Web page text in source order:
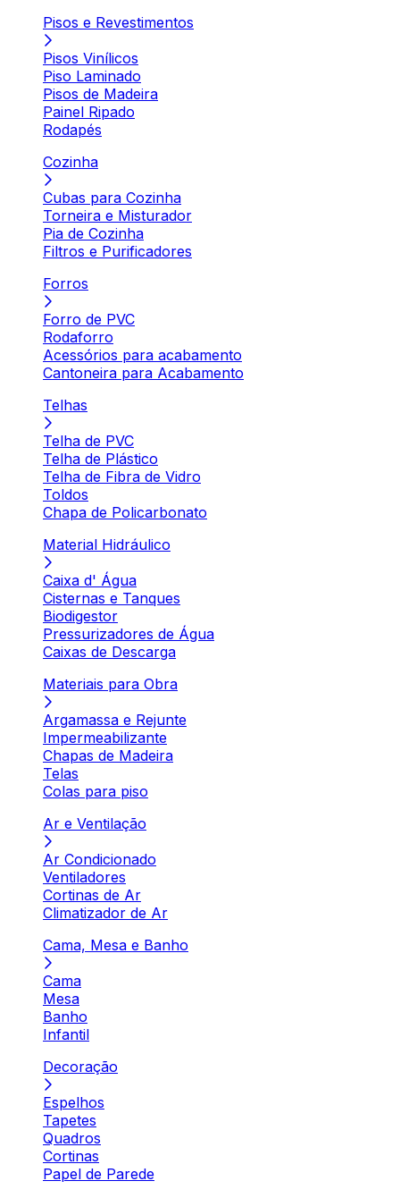
Pisos e Revestimentos
Pisos Vinílicos
Piso Laminado
Pisos de Madeira
Painel Ripado
Rodapés
Cozinha
Cubas para Cozinha
Torneira e Misturador
Pia de Cozinha
Filtros e Purificadores
Forros
Forro de PVC
Rodaforro
Acessórios para acabamento
Cantoneira para Acabamento
Telhas
Telha de PVC
Telha de Plástico
Telha de Fibra de Vidro
Toldos
Chapa de Policarbonato
Material Hidráulico
Caixa d' Água
Cisternas e Tanques
Biodigestor
Pressurizadores de Água
Caixas de Descarga
Materiais para Obra
Argamassa e Rejunte
Impermeabilizante
Chapas de Madeira
Telas
Colas para piso
Ar e Ventilação
Ar Condicionado
Ventiladores
Cortinas de Ar
Climatizador de Ar
Cama, Mesa e Banho
Cama
Mesa
Banho
Infantil
Decoração
Espelhos
Tapetes
Quadros
Cortinas
Papel de Parede